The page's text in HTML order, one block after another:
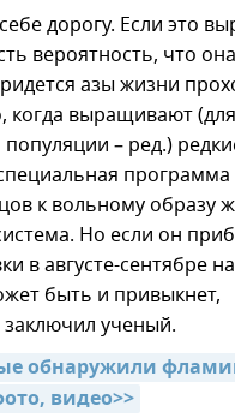
дорогу. Если это
вероятность, что
азы жизни
когда выращивают (для
популяции – ред.)
программа
к вольному образу
Но если он
в августе-сентябре
быть и привыкнет,
заключил ученый.
обнаружили
видео>>